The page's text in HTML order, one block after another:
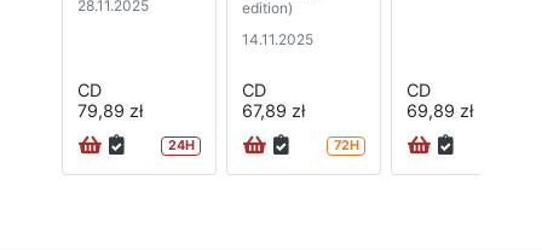
28.11.2025
CD
79,89 zł
24H
edition)
14.11.2025
CD
67,89 zł
72H
CD
69,89 zł